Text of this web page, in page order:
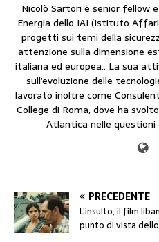
Nicolò Sartori è senior fellow
Energia dello IAI (Istituto
progetti sui temi della
attenzione sulla dimensione
italiana ed europea.. La sua
sull’evoluzione delle
lavorato inoltre come
College di Roma, dove ha
Atlantica nelle questioni
PRECEDENTE
L’insulto, il film
punto di vista